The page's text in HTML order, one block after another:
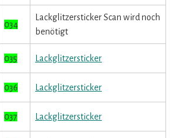
034
Lackglitzersticker Scan wird noch
benötigt
035 Lackglitzersticker
036 Lackglitzersticker
037 Lackglitzersticker